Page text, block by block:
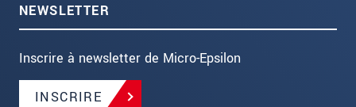
NEWSLETTER
Inscrire à newsletter de Micro-Epsilon
INSCRIRE